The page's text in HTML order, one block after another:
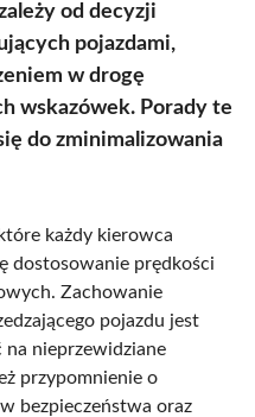
od decyzji
pojazdami,
w drogę
wskazówek. Porady te
do zminimalizowania
każdy kierowca
dostosowanie prędkości
Zachowanie
pojazdu jest
na nieprzewidziane
przypomnienie o
bezpieczeństwa oraz